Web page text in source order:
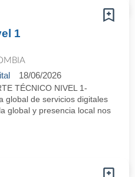
1
18/06/2026
TÉCNICO NIVEL 1-
global de servicios digitales
global y presencia local nos